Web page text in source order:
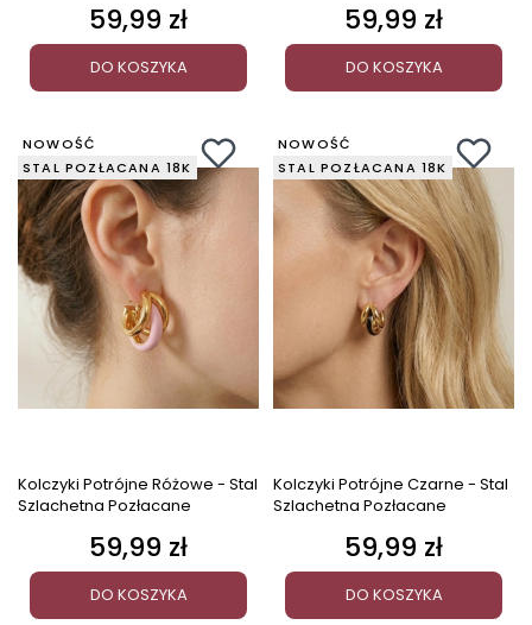
Cena
59,99 zł
DO KOSZYKA
Cena
59,99 zł
DO KOSZYKA
NOWOŚĆ
STAL POZŁACANA 18K
Kolczyki Potrójne Różowe - Stal
Szlachetna Pozłacane
Cena
59,99 zł
DO KOSZYKA
NOWOŚĆ
STAL POZŁACANA 18K
Kolczyki Potrójne Czarne - Stal
Szlachetna Pozłacane
Cena
59,99 zł
DO KOSZYKA